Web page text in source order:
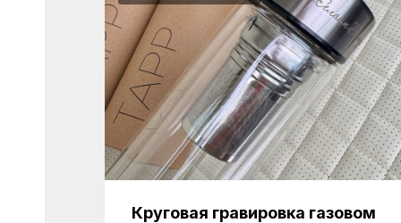
Круговая гравировка газовом